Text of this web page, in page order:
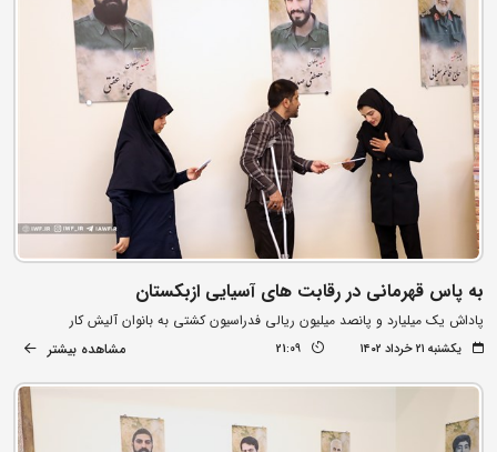
به پاس قهرمانی در رقابت های آسیایی ازبکستان
پاداش یک میلیارد و پانصد میلیون ریالی فدراسیون کشتی به بانوان آلیش کار
یکشنبه ۲۱ خرداد ۱۴۰۲ 21:09 مشاهده بیشتر